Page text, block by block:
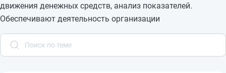
движения денежных средств, анализ показателей.
Обеспечивают деятельность организации